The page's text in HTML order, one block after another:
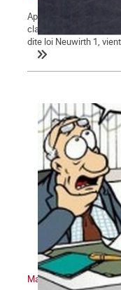
Après les constats
clandestins, et alors
dite loi Neuwirth 1,
Marxisme économie –